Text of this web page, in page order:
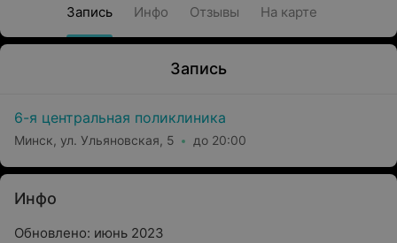
Запись Инфо Отзывы На карте
Запись
6-я центральная поликлиника
Минск, ул. Ульяновская, 5 до 20:00
Инфо
Обновлено: июнь 2023